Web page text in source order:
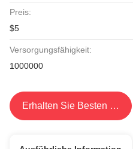
Preis:
$5
Versorgungsfähigkeit:
1000000
Erhalten Sie Besten Preis